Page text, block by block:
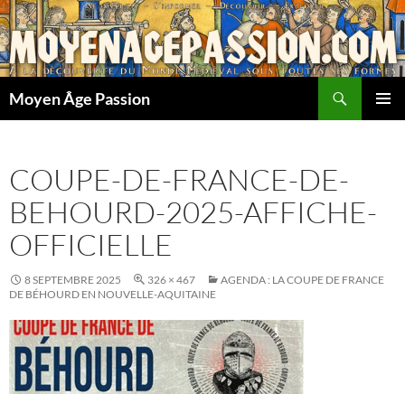
Aller
au
contenu
Moyen Âge Passion
COUPE-DE-FRANCE-DE-
BEHOURD-2025-AFFICHE-
OFFICIELLE
8 SEPTEMBRE 2025 326 × 467
AGENDA : LA COUPE DE FRANCE
DE BÉHOURD EN NOUVELLE-AQUITAINE